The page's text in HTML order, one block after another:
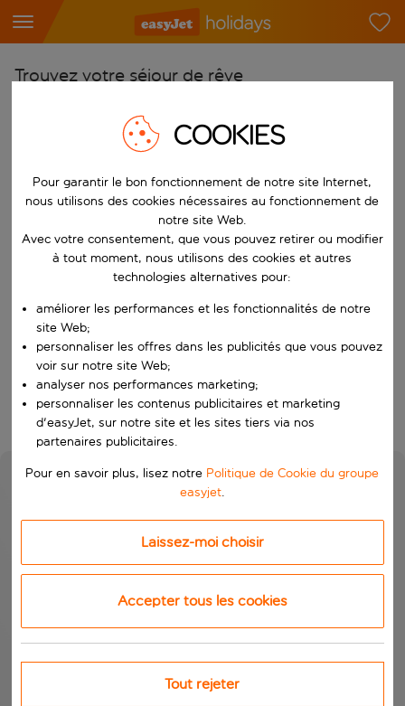
Trouvez votre séjour de rêve
Choisissez votre aéroport
Commencez à taper pour la saisie automatique. Lorsque les
Choisissez votre destination
Vers
Choisissez vos dates
Quand
Rechercher
COOKIES
Pour garantir le bon fonctionnement de notre site Internet,
nous utilisons des cookies nécessaires au fonctionnement de
notre site Web.
Avec votre consentement, que vous pouvez retirer ou modifier
à tout moment, nous utilisons des cookies et autres
technologies alternatives pour:
améliorer les performances et les fonctionnalités de notre
site Web;
personnaliser les offres dans les publicités que vous pouvez
voir sur notre site Web;
analyser nos performances marketing;
personnaliser les contenus publicitaires et marketing
d'easyJet, sur notre site et les sites tiers via nos
partenaires publicitaires.
Pour en savoir plus, lisez notre Politique de Cookie du groupe
easyjet.
Laissez-moi choisir
Accepter tous les cookies
Tout rejeter